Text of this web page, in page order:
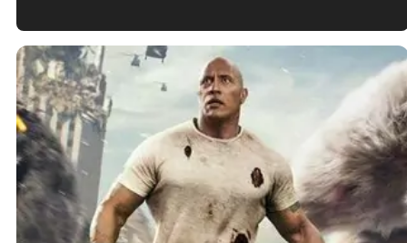
Tráiler en español de 'La isla olvidada'
Tráiler 'Vida perra' (2026)